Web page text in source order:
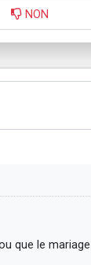
NON
que le